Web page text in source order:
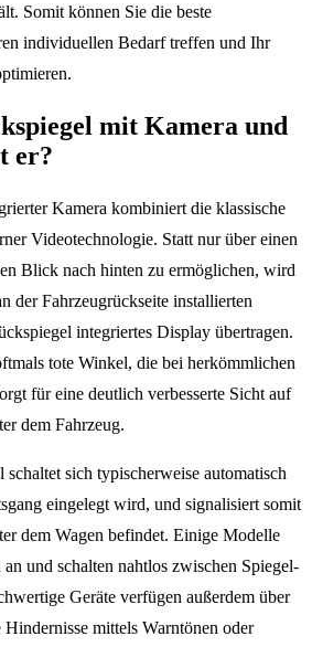
Somit können Sie die beste
individuellen Bedarf treffen und Ihr
mit Kamera und
er?
Kamera kombiniert die klassische
Videotechnologie. Statt nur über einen
Blick nach hinten zu ermöglichen, wird
der Fahrzeugrückseite installierten
integriertes Display übertragen.
tote Winkel, die bei herkömmlichen
für eine deutlich verbesserte Sicht auf
dem Fahrzeug.
sich typischerweise automatisch
eingelegt wird, und signalisiert somit
dem Wagen befindet. Einige Modelle
und schalten nahtlos zwischen Spiegel-
Geräte verfügen außerdem über
Hindernisse mittels Warntönen oder